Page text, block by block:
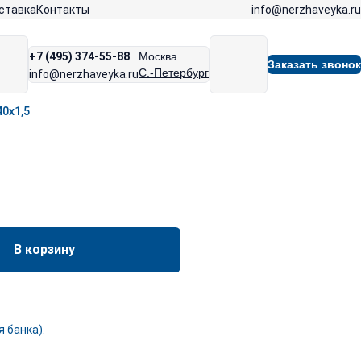
Контакты info@nerzhaveyka.ru
+7 (495) 374-55-88
info@nerzhaveyka.ru
Москва
С.-Петербург
Заказать звонок
В корзину
банка).